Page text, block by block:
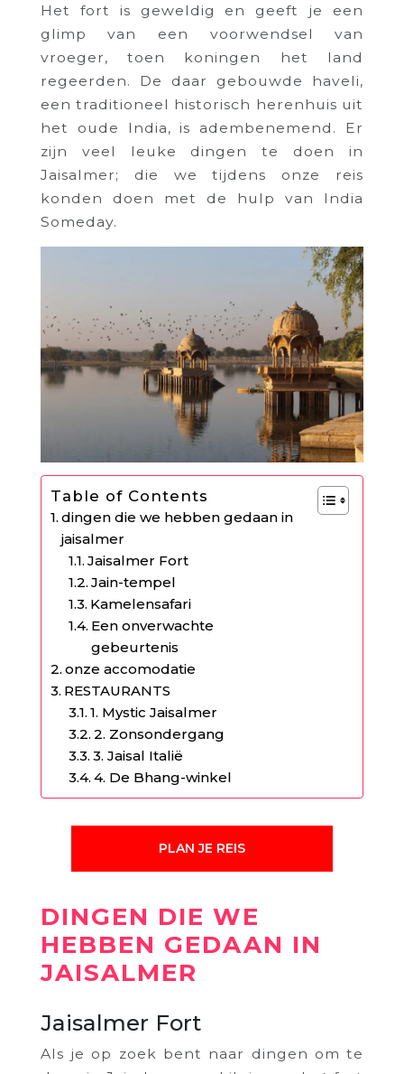
Het fort is geweldig en geeft je een
glimp van een voorwendsel van
vroeger, toen koningen het land
regeerden. De daar gebouwde haveli,
een traditioneel historisch herenhuis uit
het oude India, is adembenemend. Er
zijn veel leuke dingen te doen in
Jaisalmer; die we tijdens onze reis
konden doen met de hulp van India
Someday.
Table of Contents
dingen die we hebben gedaan in
jaisalmer
Jaisalmer Fort
Jain-tempel
Kamelensafari
Een onverwachte
gebeurtenis
onze accomodatie
RESTAURANTS
1. Mystic Jaisalmer
2. Zonsondergang
3. Jaisal Italië
4. De Bhang-winkel
PLAN JE REIS
DINGEN DIE WE
HEBBEN GEDAAN IN
JAISALMER
Jaisalmer Fort
Als je op zoek bent naar dingen om te